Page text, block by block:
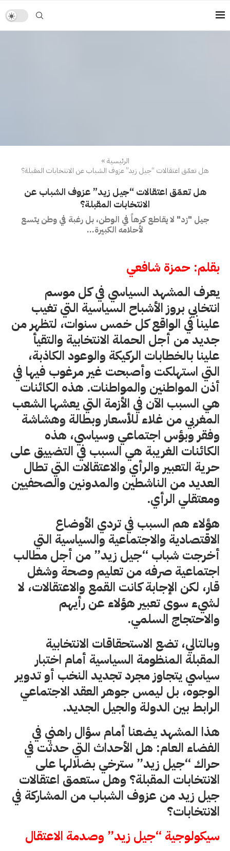
الرئيسية»
هل تعمّق اعتقالات “جيل زيد” عزوف الشباب عن الانتخابات المقبلة؟
هل تعمّق اعتقالات “جيل زيد” عزوف الشباب عن
الانتخابات المقبلة؟
جيل "زد" لا يقاطع كرهاً في الوطن، بل رغبة في وطن يتسع
لأحلامه الكبيرة...
بقلم: حمزة شافعي
يعرف المشهد السياسي في كل موسم
انتخابي بروز الأشباح السياسية التي تغيب
علينا في الواقع كل خمس سنوات، لتظهر من
جديد من أجل الحملة الانتخابية والتقيأ
علينا بالخطابات الركيكة والوعود الكاذبة،
التي استهلكت وأصبحت غير مرغوب فيها في
أذن المواطنين والمواطنات. هذه الكائنات
هي السبب الآن في الأزمة التي يعشها الشعب
المغربي من غلاء للأسعار وبطالة وهشاشة
وفقر وبؤس اجتماعي وسياسي، هذه
الكائنات الغريبة هي السبب في التضييق على
حرية التعبير والرأي والاعتقالات التي تطال
العديد من الناشطين والمدونين والصحفيين
ومعتقلي الرأي.
هؤلاء هم السبب في تردي الأوضاع
الاقتصادية والاجتماعية والسياسية التي
أخرجت شباب “جيل زيد” من أجل مطالب
اجتماعية صرفه من تعليم وصحة وشغل
قار، لكن الإجابة كانت القمع والاعتقالات، لا
لشيء سوى تعبير هؤلاء عن رأيهم
والاحتجاج السلمي.
وبالتالي، تضع الاستحقاقات الانتخابية
المقبلة المنظومة السياسية أمام اختبار
سياسي يتجاوز مجرد تجديد النخب أو تدوير
الوجوه، بل ليمس جوهر العقد الاجتماعي
الرابط بين الدولة والجيل الجديد.
هذا المشهد يضعنا أمام سؤال راهني في
الفضاء العام: هل الأحداث التي حدثت في
حراك “جيل زيد” سترخي بضلالها على
الانتخابات المقبلة؟ وهل ستعمق اعتقالات
جيل زيد من عزوف الشباب من المشاركة في
الانتخابات؟
سيكولوجية “جيل زيد” وصدمة الاعتقال